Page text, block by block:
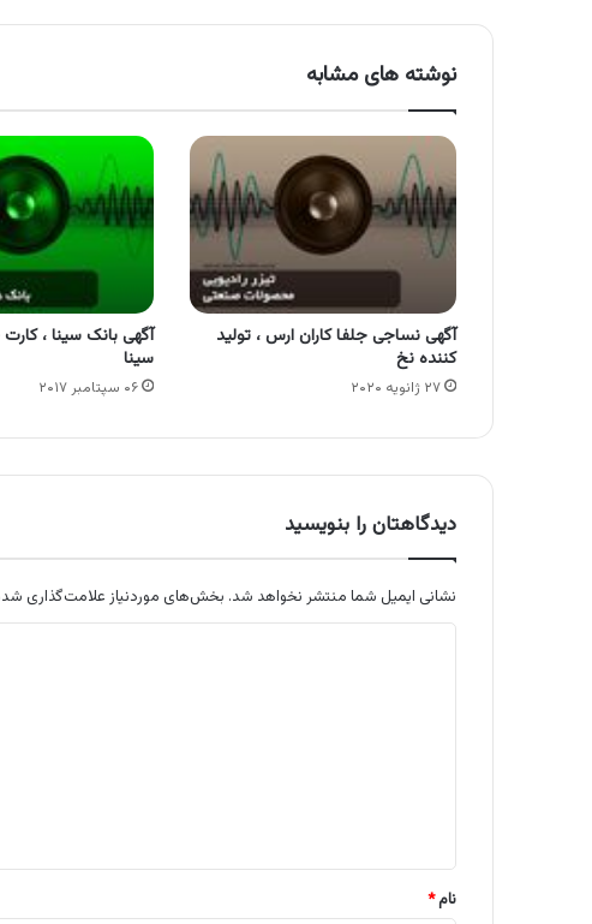
نوشته های مشابه
آگهی نساجی جلفا کاران ارس ، تولید
کننده نخ
۲۷ ژانویه ۲۰۲۰
آگهی بانک سینا ،
سینا
۰۶ سپتامبر ۲۰۱۷
دیدگاهتان را بنویسید
نشانی ایمیل شما منتشر نخواهد شد. بخش‌های موردنیاز علامت‌گذاری
نام*